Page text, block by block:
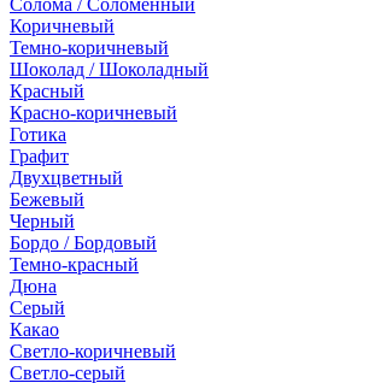
Коричневый
Темно-коричневый
Шоколад / Шоколадный
Красный
Красно-коричневый
Готика
Графит
Двухцветный
Бежевый
Черный
Бордо / Бордовый
Темно-красный
Дюна
Серый
Какао
Светло-коричневый
Светло-серый